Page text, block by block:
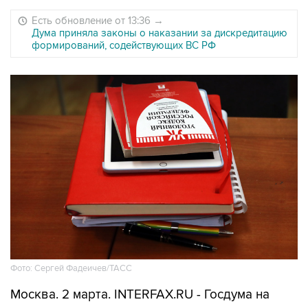
Есть обновление от 13:36 →
Дума приняла законы о наказании за дискредитацию
формирований, содействующих ВС РФ
Фото: Сергей Фадеичев/ТАСС
Москва. 2 марта. INTERFAX.RU - Госдума на